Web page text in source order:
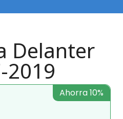
Delanter
2019
Ahorra 10%